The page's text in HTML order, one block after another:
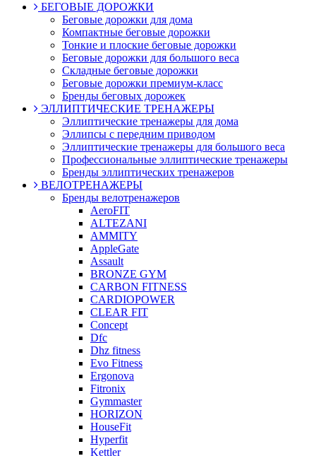
БЕГОВЫЕ ДОРОЖКИ
Беговые дорожки для дома
Компактные беговые дорожки
Тонкие и плоские беговые дорожки
Беговые дорожки для большого веса
Складные беговые дорожки
Беговые дорожки премиум-класс
Бренды беговых дорожек
ЭЛЛИПТИЧЕСКИЕ ТРЕНАЖЕРЫ
Эллиптические тренажеры для дома
Эллипсы с передним приводом
Эллиптические тренажеры для большого веса
Профессиональные эллиптические тренажеры
Бренды эллиптических тренажеров
ВЕЛОТРЕНАЖЕРЫ
Бренды велотренажеров
AeroFIT
ALTEZANI
AMMITY
AppleGate
Assault
BRONZE GYM
CARBON FITNESS
CARDIOPOWER
CLEAR FIT
Concept
Dfc
Dhz fitness
Evo Fitness
Ergonova
Fitronix
Gymmaster
HORIZON
HouseFit
Hyperfit
Kettler